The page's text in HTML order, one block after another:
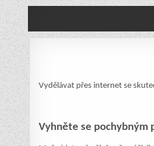
Vydělávat přes internet se
Vyhněte se pochybným